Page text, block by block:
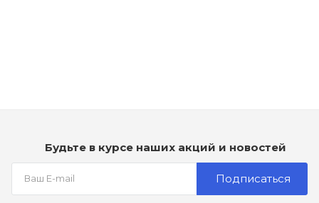
Будьте в курсе наших акций и новостей
Подписаться